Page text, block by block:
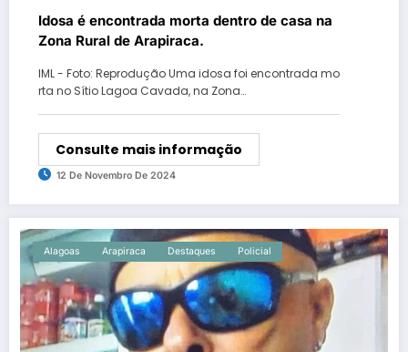
Idosa é encontrada morta dentro de casa na
Zona Rural de Arapiraca.
IML - Foto: Reprodução Uma idosa foi encontrada mo
rta no Sítio Lagoa Cavada, na Zona…
Consulte mais informação
12 De Novembro De 2024
Alagoas Arapiraca Destaques Policial